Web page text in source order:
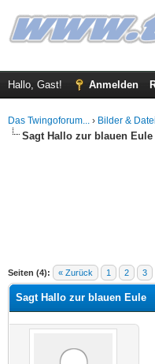
Hallo, Gast! Anmelden
Das Twingoforum... › Bilder &
Sagt Hallo zur blauen Eule
Seiten (4): « Zurück 1 2 3
Durchschnitt
Sagt Hallo zur blauen Eule